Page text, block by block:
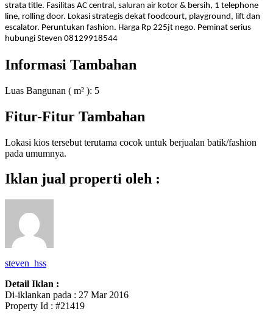
strata title. Fasilitas AC central, saluran air kotor & bersih, 1 telephone
line, rolling door. Lokasi strategis dekat foodcourt, playground, lift dan
escalator. Peruntukan fashion. Harga Rp 225jt nego. Peminat serius
hubungi Steven 08129918544
Informasi Tambahan
Luas Bangunan ( m² ): 5
Fitur-Fitur Tambahan
Lokasi kios tersebut terutama cocok untuk berjualan batik/fashion
pada umumnya.
Iklan jual properti oleh :
steven_hss
Detail Iklan :
Di-iklankan pada : 27 Mar 2016
Property Id : #21419